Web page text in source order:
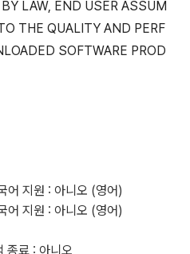
LAW, END USER ASSUM
THE QUALITY AND PERF
SOFTWARE PROD
어 지원 : 아니오 (영어)
어 지원 : 아니오 (영어)
종료 : 아니오